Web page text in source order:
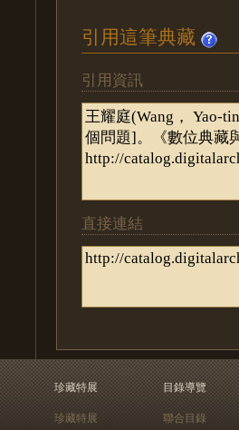
引用這筆典藏
引用資訊
直接連結
珍藏特展
珍藏特展
目錄導覽
聯合目錄